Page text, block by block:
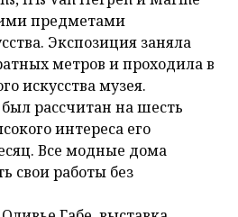
предметами
Экспозиция заняла
метров и проходила в
искусства музея.
рассчитан на шесть
интереса его
Все модные дома
свои работы без